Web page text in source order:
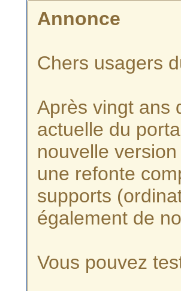
Annonce
Chers usagers
Après vingt ans
actuelle du
nouvelle version
une refonte
supports
également de
Vous pouvez